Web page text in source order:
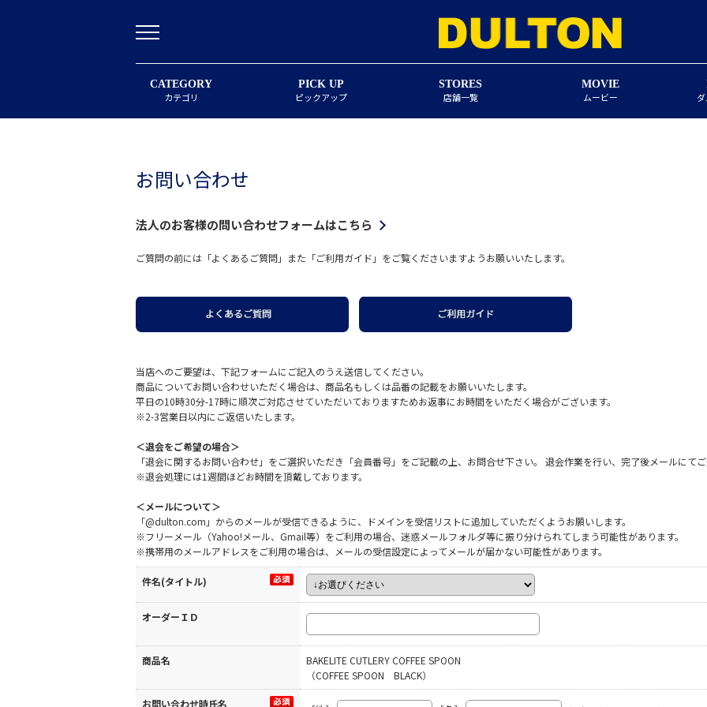
CATEGORY
カテゴリ
PICK UP
ピックアップ
STORES
店舗一覧
MOVIE
ムービー
お問い合わせ
法人のお客様の問い合わせフォームはこちら
ご質問の前には「よくあるご質問」また「ご利用ガイド」をご覧くださいますようお願いいたします。
当店へのご要望は、下記フォームにご記入のうえ送信してください。
商品についてお問い合わせいただく場合は、商品名もしくは品番の記載をお願いいたします。
平日の10時30分-17時に順次ご対応させていただいておりますためお返事にお時間をいただく場合がございます。
※2-3営業日以内にご返信いたします。
＜退会をご希望の場合＞
「退会に関するお問い合わせ」をご選択いただき「会員番号」をご記載の上、お問合せ下さい。 退会作業を行い、完了後メールにてご
※退会処理には1週間ほどお時間を頂戴しております。
＜メールについて＞
「@dulton.com」からのメールが受信できるように、ドメインを受信リストに追加していただくようお願いします。
※フリーメール（Yahoo!メール、Gmail等）をご利用の場合、迷惑メールフォルダ等に振り分けられてしまう可能性があります。
※携帯用のメールアドレスをご利用の場合は、メールの受信設定によってメールが届かない可能性があります。
件名(タイトル)
オーダーＩＤ
商品名
BAKELITE CUTLERY COFFEE SPOON
（COFFEE SPOON BLACK）
お問い合わせ時氏名